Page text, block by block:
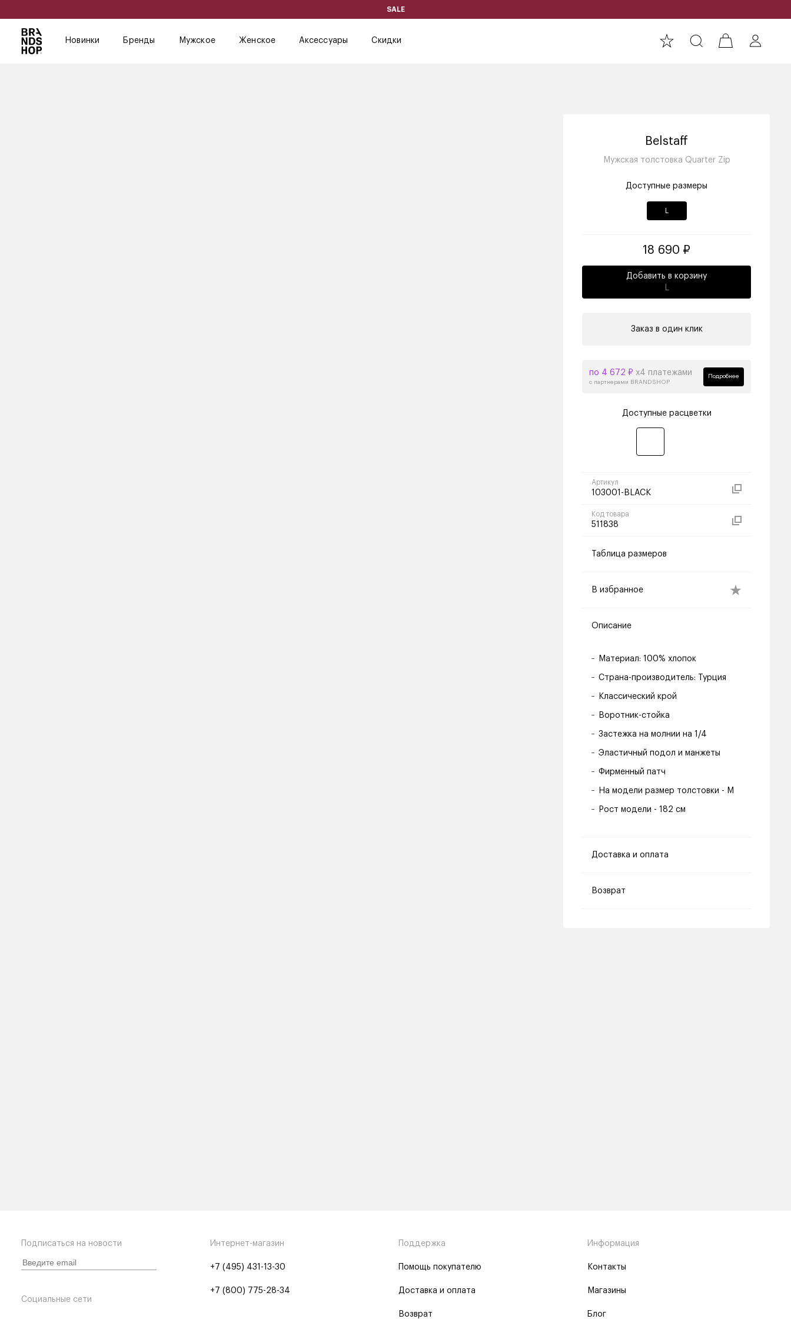
SALE
Новинки Бренды Мужское Женское Аксессуары Скидки
Belstaff
Мужская толстовка Quarter Zip
Доступные размеры
18 690 ₽
Добавить в корзину
L
Заказ в один клик
по 4 672 ₽ х4 платежами
с партнерами BRANDSHOP
Подробнее
Доступные расцветки
Артикул
103001-BLACK
Код товара
511838
Таблица размеров
В избранное
Описание
Материал: 100% хлопок
Страна-производитель: Турция
Классический крой
Воротник-стойка
Застежка на молнии на 1/4
Эластичный подол и манжеты
Фирменный патч
На модели размер толстовки - M
Рост модели - 182 см
Доставка и оплата
Возврат
Подписаться на новости
Социальные сети
Интернет-магазин
+7 (495) 431-13-30
+7 (800) 775-28-34
Поддержка
Помощь покупателю
Доставка и оплата
Возврат
Информация
Контакты
Магазины
Блог